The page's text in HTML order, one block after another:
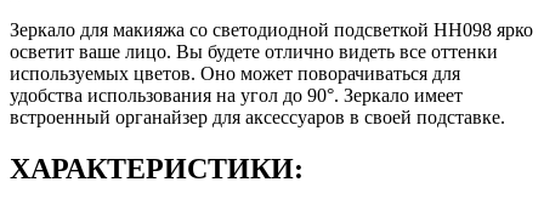
Зеркало для макияжа со светодиодной подсветкой HH098 ярко
осветит ваше лицо. Вы будете отлично видеть все оттенки
используемых цветов. Оно может поворачиваться для
удобства использования на угол до 90°. Зеркало имеет
встроенный органайзер для аксессуаров в своей подставке.
ХАРАКТЕРИСТИКИ: